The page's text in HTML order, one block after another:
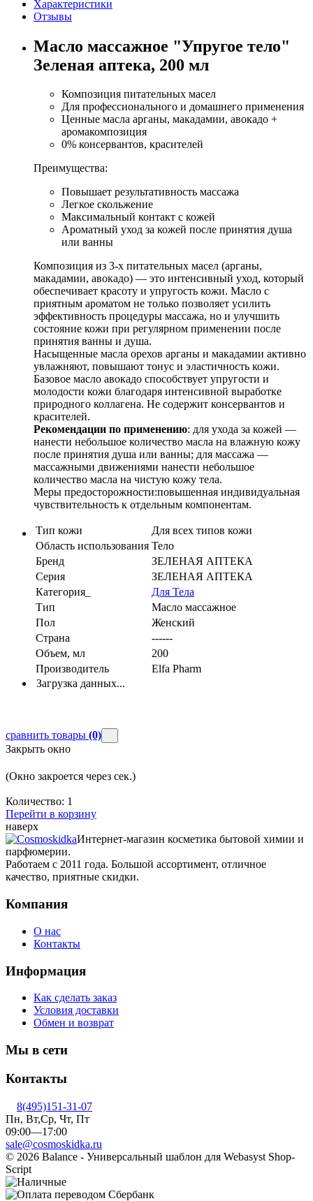
Характеристики
Отзывы
Масло массажное "Упругое тело"
Зеленая аптека, 200 мл
Композиция питательных масел
Для профессионального и домашнего применения
Ценные масла арганы, макадамии, авокадо +
аромакомпозиция
0% консервантов, красителей
Преимущества:
Повышает результативность массажа
Легкое скольжение
Максимальный контакт с кожей
Ароматный уход за кожей после принятия душа
или ванны
Композиция из 3-х питательных масел (арганы,
макадамии, авокадо) — это интенсивный уход, который
обеспечивает красоту и упругость кожи. Масло с
приятным ароматом не только позволяет усилить
эффективность процедуры массажа, но и улучшить
состояние кожи при регулярном применении после
принятия ванны и душа.
Насыщенные масла орехов арганы и макадамии активно
увлажняют, повышают тонус и эластичность кожи.
Базовое масло авокадо способствует упругости и
молодости кожи благодаря интенсивной выработке
природного коллагена. Не содержит консервантов и
красителей.
Рекомендации по применению: для ухода за кожей —
нанести небольшое количество масла на влажную кожу
после принятия душа или ванны; для массажа —
массажными движениями нанести небольшое
количество масла на чистую кожу тела.
Меры предосторожности:повышенная индивидуальная
чувствительность к отдельным компонентам.
Тип кожи
Для всех типов кожи
Область использования Тело
Бренд
ЗЕЛЕНАЯ АПТЕКА
Серия
ЗЕЛЕНАЯ АПТЕКА
Категория_
Для Тела
Тип
Масло массажное
Пол
Женский
Страна
------
Объем, мл
200
Производитель
Elfa Pharm
Загрузка данных...
сравнить товары (0)
Закрыть окно
(Окно закроется через сек.)
Количество: 1
Перейти в корзину
наверх
Интернет-магазин косметика бытовой химии и
парфюмерии.
Работаем с 2011 года. Большой ассортимент, отличное
качество, приятные скидки.
Компания
О нас
Контакты
Информация
Как сделать заказ
Условия доставки
Обмен и возврат
Мы в сети
Контакты
8(495)151-31-07
Пн, Вт,Ср, Чт, Пт
09:00—17:00
sale@cosmoskidka.ru
© 2026 Balance - Универсальный шаблон для Webasyst Shop-
Script